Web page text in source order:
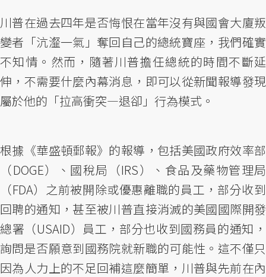
川普在過去四年是否悔恨在當年沒有與國會大廈叛
變者「沆瀣一氣」奪回自己的總統寶座，我們確實
不知情。然而，隨著川普擔任總統的時間不斷延
伸，不需要什麼內幕消息，即可以從新聞報導發現
屬於他的「拉高衝突—退卻」行為模式。
根據《華盛頓郵報》的報導，包括美國政府效率部
（DOGE）、國稅局（IRS）、食品及藥物管理局
（FDA）之前被開除或優惠離職的員工，部分收到
回聘的通知，甚至被川普直接消滅的美國國際開發
總署（USAID）員工，部分也收到國務員的通知，
詢問是否願意到國務院就新職的可能性。這不僅只
因為人力上的不足回補這麼簡單，川普與先前在內